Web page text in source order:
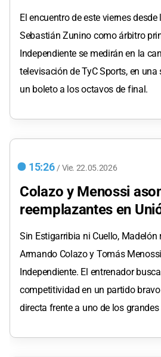
El encuentro de este viernes
Sebastián Zunino como árbitro
Independiente se medirán en la
televisación de TyC Sports, en una
un boleto a los octavos de final.
15:26 / Vie. 22.05.2026
Colazo y Menossi
reemplazantes en
Sin Estigarribia ni Cuello, Madelón
Armando Colazo y Tomás
Independiente. El entrenador
competitividad en un partido
directa frente a uno de los